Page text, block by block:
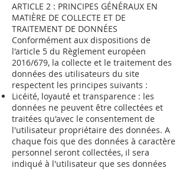
ARTICLE 2 : PRINCIPES GÉNÉRAUX EN
MATIÈRE DE COLLECTE ET DE
TRAITEMENT DE DONNÉES
Conformément aux dispositions de
l'article 5 du Règlement européen
2016/679, la collecte et le traitement des
données des utilisateurs du site
respectent les principes suivants :
Licéité, loyauté et transparence : les
données ne peuvent être collectées et
traitées qu'avec le consentement de
l'utilisateur propriétaire des données. A
chaque fois que des données à caractère
personnel seront collectées, il sera
indiqué à l'utilisateur que ses données